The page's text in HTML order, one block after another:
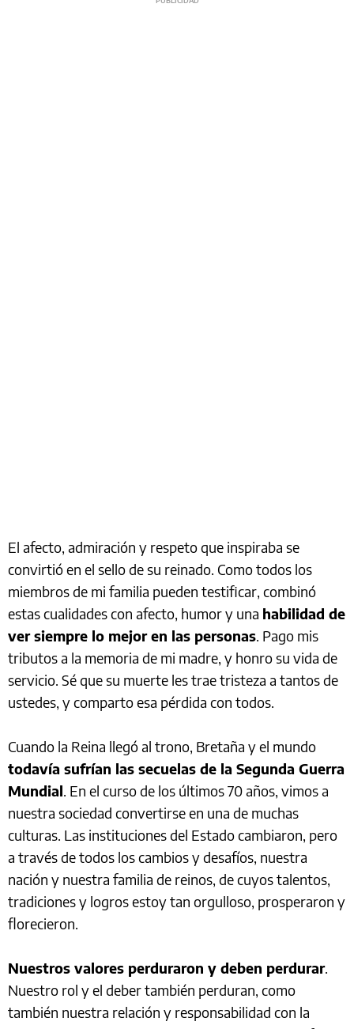
El afecto, admiración y respeto que inspiraba se
convirtió en el sello de su reinado. Como todos los
miembros de mi familia pueden testificar, combinó
estas cualidades con afecto, humor y una habilidad de
ver siempre lo mejor en las personas. Pago mis
tributos a la memoria de mi madre, y honro su vida de
servicio. Sé que su muerte les trae tristeza a tantos de
ustedes, y comparto esa pérdida con todos.
Cuando la Reina llegó al trono, Bretaña y el mundo
todavía sufrían las secuelas de la Segunda Guerra
Mundial. En el curso de los últimos 70 años, vimos a
nuestra sociedad convertirse en una de muchas
culturas. Las instituciones del Estado cambiaron, pero
a través de todos los cambios y desafíos, nuestra
nación y nuestra familia de reinos, de cuyos talentos,
tradiciones y logros estoy tan orgulloso, prosperaron y
florecieron.
Nuestros valores perduraron y deben perdurar.
Nuestro rol y el deber también perduran, como
también nuestra relación y responsabilidad con la